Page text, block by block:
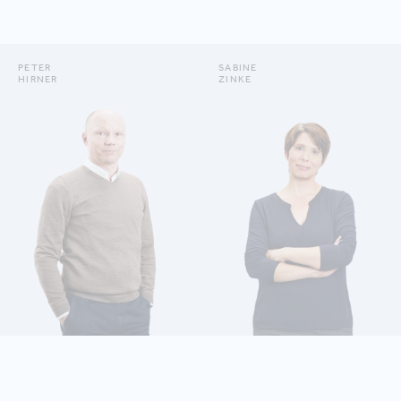
DETAILS ANZEIGEN
PETER
HIRNER
DETAILS ANZEIGEN
SABINE
ZINKE